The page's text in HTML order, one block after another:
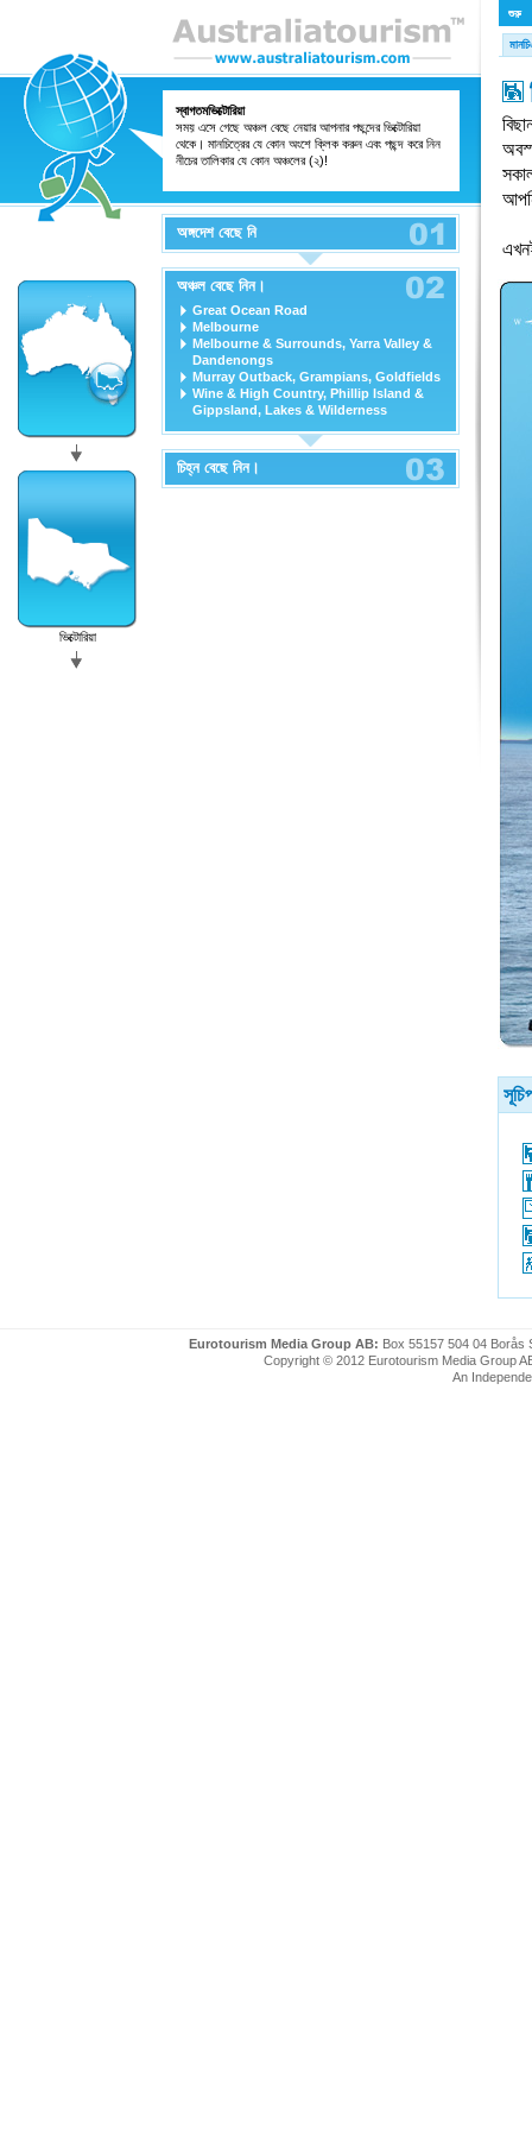
স্বাগতমভিক্টোরিয়া
সময় এসে গেছে অঞ্চল বেছে নেয়ার আপনার পছন্দের ভিক্টোরিয়া
থেকে। মানচিত্রের যে কোন অংশে ক্লিক করুন এবং পছন্দ করে নিন
নীচের তালিকার যে কোন অঞ্চলের (২)!
ভিক্টোরিয়া
অঙ্গদেশ বেছে নি
অঞ্চল বেছে নিন।
Great Ocean Road
Melbourne
Melbourne & Surrounds, Yarra Valley &
Dandenongs
Murray Outback, Grampians, Goldfields
Wine & High Country, Phillip Island &
Gippsland, Lakes & Wilderness
চিহ্ন বেছে নিন।
শুরু
Eurotourism Media Group AB: Box 55157 504 04 Borås
Copyright © 2012 Eurotourism Media Group
An